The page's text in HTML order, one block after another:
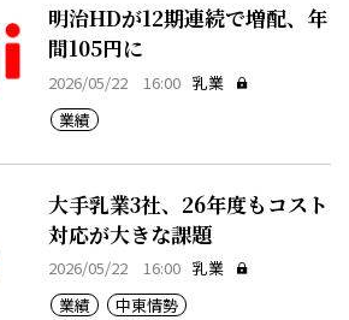
明治HDが12期連続で増配、年
間105円に
2026/05/22 16:00 乳業
業績
大手乳業3社、26年度もコスト
対応が大きな課題
2026/05/22 16:00 乳業
業績
中東情勢